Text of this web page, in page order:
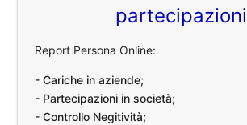
partecipazioni
Report Persona Online:
- Cariche in aziende;
- Partecipazioni in società;
- Controllo Negitività;